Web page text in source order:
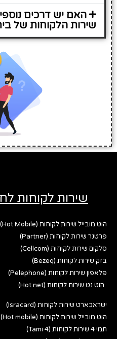
האם יש דרכים
שירות הלקוחות של
שירות לקוחות
הוט מובייל שירות לקוחות (Hot Mobile)
פרטנר שירות לקוחות (Partner)
סלקום שירות לקוחות (Cellcom)
בזק שירות לקוחות (Bezeq)
פלאפון שירות לקוחות (Pelephone)
הוט נט שירות לקוחות (Hot net)
ישראכארט שירות לקוחות (Isracard)
הוט מובייל שירות לקוחות (Hot mobile)
תמי 4 שירות לקוחות (Tami 4)